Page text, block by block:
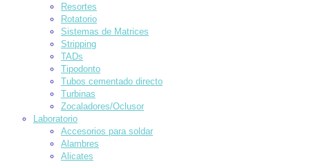
Resortes
Rotatorio
Sistemas de Matrices
Stripping
TADs
Tipodonto
Tubos cementado directo
Turbinas
Zocaladores/Oclusor
Laboratorio
Accesorios para soldar
Alambres
Alicates